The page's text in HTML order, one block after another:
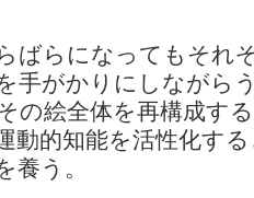
ばらになってもそれ
手がかりにしながら
の絵全体を再構成す
動的知能を活性化す
養う。